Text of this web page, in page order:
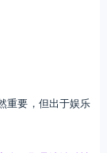
重要，但出于娱乐